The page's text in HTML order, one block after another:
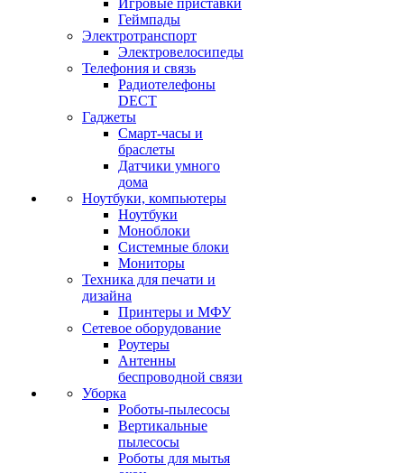
Игровые приставки
Геймпады
Электротранспорт
Электровелосипеды
Телефония и связь
Радиотелефоны
DECT
Гаджеты
Смарт-часы и
браслеты
Датчики умного
дома
Ноутбуки, компьютеры
Ноутбуки
Моноблоки
Системные блоки
Мониторы
Техника для печати и
дизайна
Принтеры и МФУ
Сетевое оборудование
Роутеры
Антенны
беспроводной связи
Уборка
Роботы-пылесосы
Вертикальные
пылесосы
Роботы для мытья